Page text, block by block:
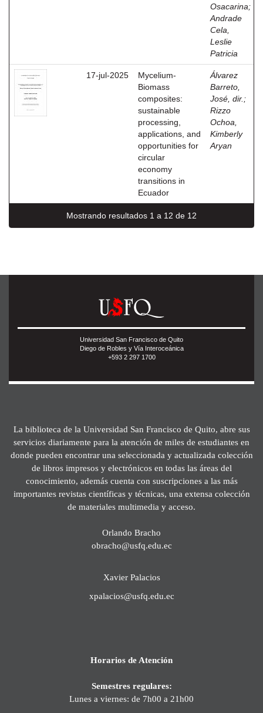
Osacarina;
Andrade
Cela,
Leslie
Patricia
17-jul-2025
Mycelium-
Biomass
composites:
sustainable
processing,
applications, and
opportunities for
circular
economy
transitions in
Ecuador
Álvarez
Barreto,
José, dir. ;
Rizzo
Ochoa,
Kimberly
Aryan
Mostrando resultados 1 a 12 de 12
Universidad San Francisco de Quito
Diego de Robles y Vía Interoceánica
+593 2 297 1700
La biblioteca de la Universidad San Francisco de Quito, abre sus
servicios diariamente para la atención de miles de estudiantes en
donde pueden encontrar una seleccionada y actualizada colección
de libros impresos y electrónicos en todas las áreas del
conocimiento, además cuenta con suscripciones a las más
importantes revistas científicas y técnicas, una extensa colección
de materiales multimedia y acceso.
Orlando Bracho
obracho@usfq.edu.ec
Xavier Palacios
xpalacios@usfq.edu.ec
Horarios de Atención
Semestres regulares:
Lunes a viernes: de 7h00 a 21h00